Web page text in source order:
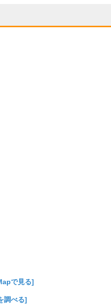
で見る]
調べる]